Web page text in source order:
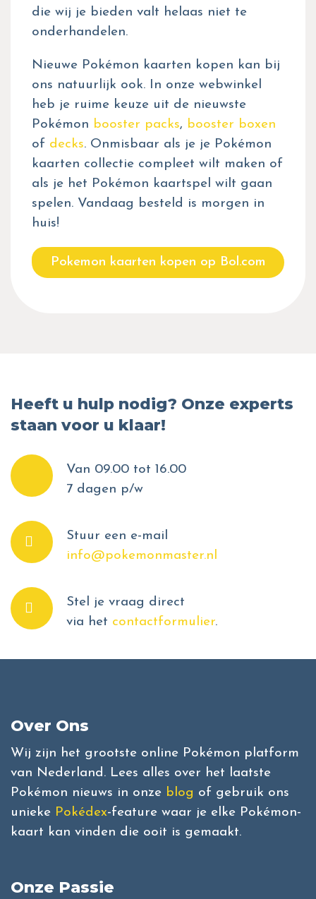
die wij je bieden valt helaas niet te
onderhandelen.
Nieuwe Pokémon kaarten kopen kan bij
ons natuurlijk ook. In onze webwinkel
heb je ruime keuze uit de nieuwste
Pokémon booster packs, booster boxen
of decks. Onmisbaar als je je Pokémon
kaarten collectie compleet wilt maken of
als je het Pokémon kaartspel wilt gaan
spelen. Vandaag besteld is morgen in
huis!
Pokemon kaarten kopen op Bol.com
Heeft u hulp nodig? Onze experts
staan voor u klaar!
Van 09.00 tot 16.00
7 dagen p/w
Stuur een e-mail
info@pokemonmaster.nl
Stel je vraag direct
via het contactformulier.
Over Ons
Wij zijn het grootste online Pokémon platform
van Nederland. Lees alles over het laatste
Pokémon nieuws in onze blog of gebruik ons
unieke Pokédex-feature waar je elke Pokémon-
kaart kan vinden die ooit is gemaakt.
Onze Passie